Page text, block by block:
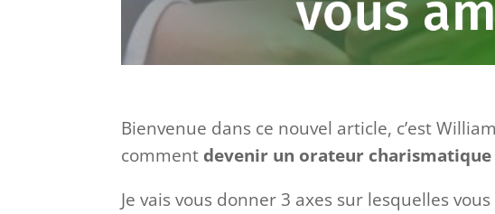
Bienvenue dans ce nouvel article, c’est
comment devenir un orateur charismatique
Je vais vous donner 3 axes sur lesquelles